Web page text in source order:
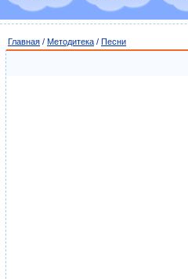
Главная / Методитека / Песни